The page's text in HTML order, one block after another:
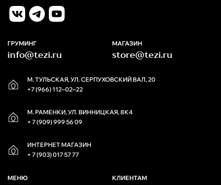
М. ТУЛЬСКАЯ, УЛ. СЕРПУХОВСКИЙ ВАЛ, 20
+7 (966) 112‒02‒22
М. РАМЕНКИ, УЛ. ВИННИЦКАЯ, 8К4
+ 7 (909) 999 56 09
ИНТЕРНЕТ МАГАЗИН
+ 7 (903) 017 57 77
ГРУМИНГ
info@tezi.ru
МАГАЗИН
store@tezi.ru
МЕНЮ КЛИЕНТАМ